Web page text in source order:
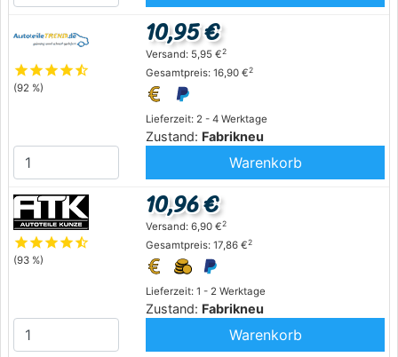
starstarstarstarstar_half
(92 %)
Lieferzeit: 2 - 4 Werktage
Zustand: Fabrikneu
10,95 €
Versand: 5,95 €2
Gesamtpreis: 16,90 €2
Warenkorb
starstarstarstarstar_half
(93 %)
Lieferzeit: 1 - 2 Werktage
Zustand: Fabrikneu
10,96 €
Versand: 6,90 €2
Gesamtpreis: 17,86 €2
Warenkorb